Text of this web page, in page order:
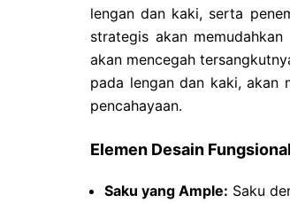
lengan dan kaki, serta
strategis akan
akan mencegah
pada lengan dan kaki, akan
pencahayaan.
Elemen Desain
Saku yang Ample: Saku